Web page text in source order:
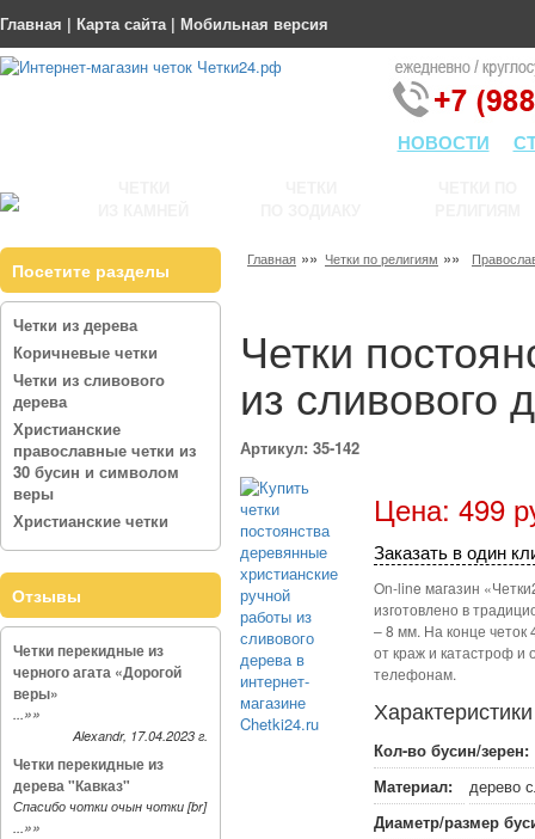
Главная | Карта сайта| Мобильная версия
НОВОСТИ
Посетите разделы
Четки из дерева
Коричневые четки
Четки из сливового
дерева
Христианские
православные четки из
30 бусин и символом
веры
Христианские четки
Отзывы
Четки перекидные из
черного агата «Дорогой
веры»
...»»
Alexandr, 17.04.2023 г.
Четки перекидные из
дерева "Кавказ"
Спасибо чотки очын чотки [br]
...»»
Главная »» Четки по религиям »»
Четки
из сливового
Артикул: 35-142
Цена: 499
Заказать в один
On-line магазин
изготовлено в
– 8 мм. На конце четок
от краж и катастроф и
телефонам.
Кол-во бусин/зерен:
Материал:
дерево
Диаметр/размер